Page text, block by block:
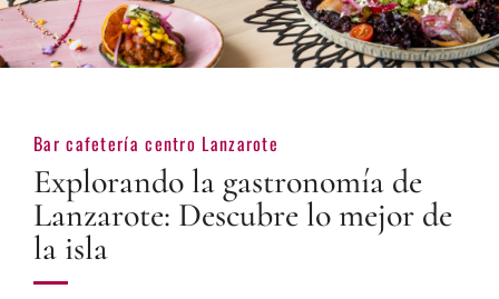
Bar cafetería centro Lanzarote
Explorando la gastronomía de
Lanzarote: Descubre lo mejor de
la isla